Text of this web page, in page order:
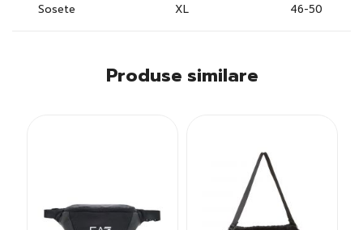
Sosete
XL 46-50
Produse similare